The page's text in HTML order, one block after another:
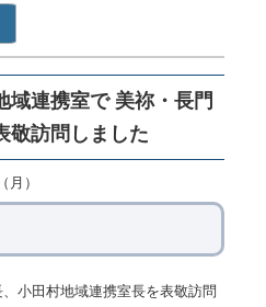
域連携室で 美祢・長門
敬訪問しました
）
小田村地域連携室長を表敬訪問